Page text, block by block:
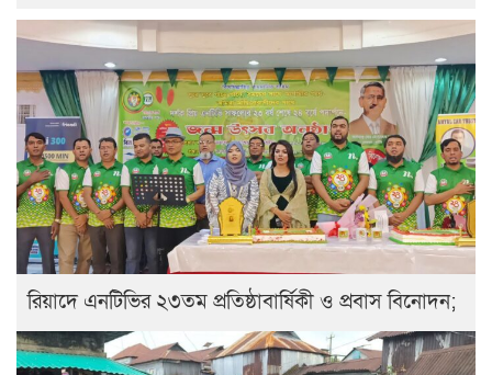
রিয়াদে এনটিভির ২৩তম প্রতিষ্ঠাবার্ষিকী ও প্রবাস বিনোদন;